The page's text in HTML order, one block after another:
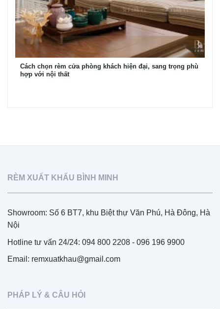
Cách chọn rèm cửa phòng khách hiện đại, sang trọng phù
hợp với nội thất
RÈM XUẤT KHẨU BÌNH MINH
Showroom: Số 6 BT7, khu Biệt thự Văn Phú, Hà Đông, Hà
Nội
Hotline tư vấn 24/24: 094 800 2208 - 096 196 9900
Email: remxuatkhau@gmail.com
PHÁP LÝ & CÂU HỎI